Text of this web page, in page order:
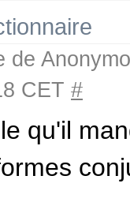
de
CET #
qu'il